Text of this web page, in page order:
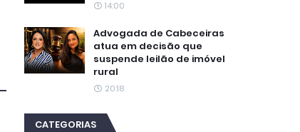
14:00
Advogada de Cabeceiras
atua em decisão que
suspende leilão de imóvel
rural
20:18
CATEGORIAS